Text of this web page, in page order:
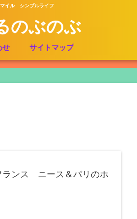
イル シンプルライフ
のぶのぶ
せ サイトマップ
ランス ニース＆パリのホ